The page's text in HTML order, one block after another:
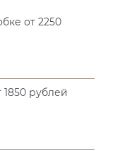
от 2250
рублей